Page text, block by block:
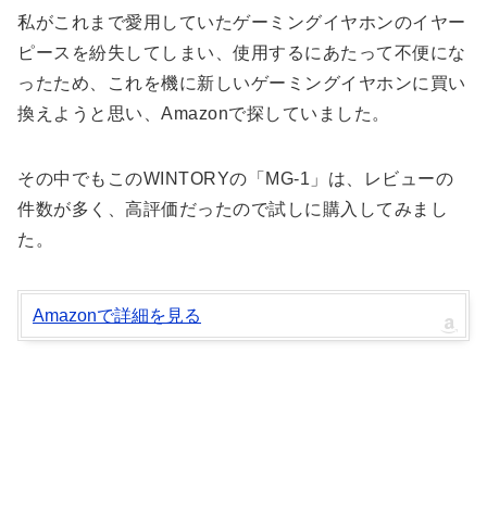
私がこれまで愛用していたゲーミングイヤホンのイヤー
ピースを紛失してしまい、使用するにあたって不便にな
ったため、これを機に新しいゲーミングイヤホンに買い
換えようと思い、Amazonで探していました。
その中でもこのWINTORYの「MG-1」は、レビューの
件数が多く、高評価だったので試しに購入してみまし
た。
Amazonで詳細を見る